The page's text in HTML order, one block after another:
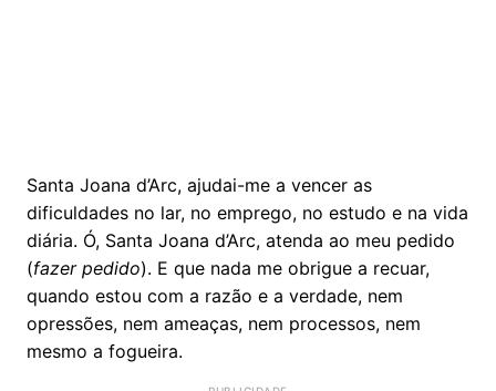
Santa Joana d’Arc, ajudai-me a vencer as
dificuldades no lar, no emprego, no estudo e na vida
diária. Ó, Santa Joana d’Arc, atenda ao meu pedido
(fazer pedido). E que nada me obrigue a recuar,
quando estou com a razão e a verdade, nem
opressões, nem ameaças, nem processos, nem
mesmo a fogueira.